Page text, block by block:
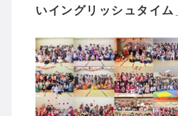
いイングリッシュタイム